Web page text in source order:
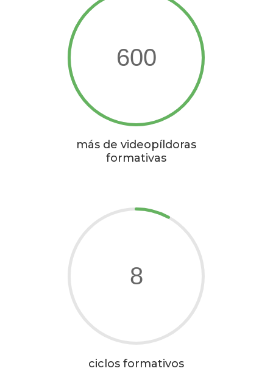
600
más de videopíldoras
formativas
8
ciclos formativos